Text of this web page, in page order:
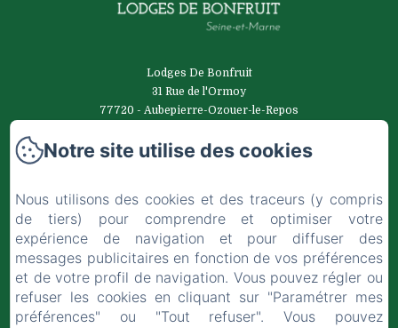
Lodges De Bonfruit
31 Rue de l'Ormoy
77720 - Aubepierre-Ozouer-le-Repos
Contactez nous
Notre histoire
Nos lodges
Activités
Vos témoignages
Suivre nos aventures
Contact
Notre site utilise des cookies
Nous utilisons des cookies et des traceurs (y compris
de tiers) pour comprendre et optimiser votre
expérience de navigation et pour diffuser des
messages publicitaires en fonction de vos préférences
et de votre profil de navigation. Vous pouvez régler ou
refuser les cookies en cliquant sur "Paramétrer mes
préférences" ou "Tout refuser". Vous pouvez